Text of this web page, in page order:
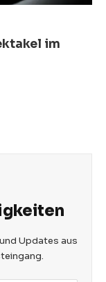
im
Updates aus